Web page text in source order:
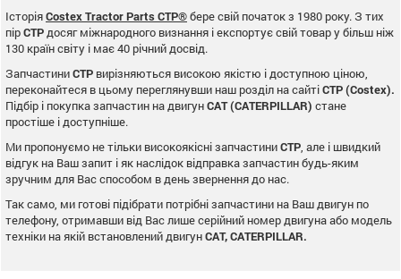
ІсторіяCostex Tractor Parts CTP®бере свій початок з 1980 року. З тих
пірCTP досяг міжнародного визнання і експортує свій товар у більш ніж
130 країн світу і має 40 річний досвід.
ЗапчастиниCTP вирізняються високою якістю і доступною ціною,
переконайтеся в цьому переглянувши наш розділ на сайтіCTP (Costex).
Підбір і покупка запчастин на двигунCAT (CATERPILLAR) стане
простіше і доступніше.
Ми пропонуємо не тільки високоякісні запчастиниCTP , але і швидкий
відгук на Ваш запит і як наслідок відправка запчастин будь-яким
зручним для Вас способом в день звернення до нас.
Так само, ми готові підібрати потрібні запчастини на Ваш двигун по
телефону, отримавши від Вас лише серійний номер двигуна або модель
техніки на якій встановлений двигунCAT, CATERPILLAR.